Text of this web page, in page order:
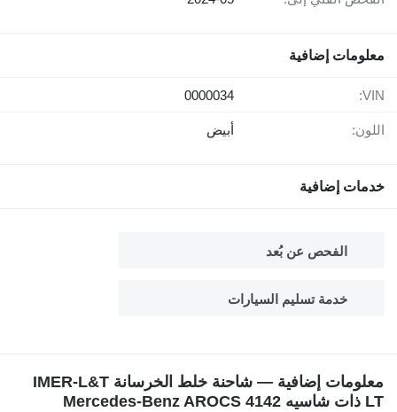
معلومات إضافية
VIN:
0000034
اللون: أبيض
خدمات إضافية
الفحص عن بُعد
خدمة تسليم السيارات
معلومات إضافية — شاحنة خلط الخرسانة IMER-L&T
LT ذات شاسيه Mercedes-Benz AROCS 4142